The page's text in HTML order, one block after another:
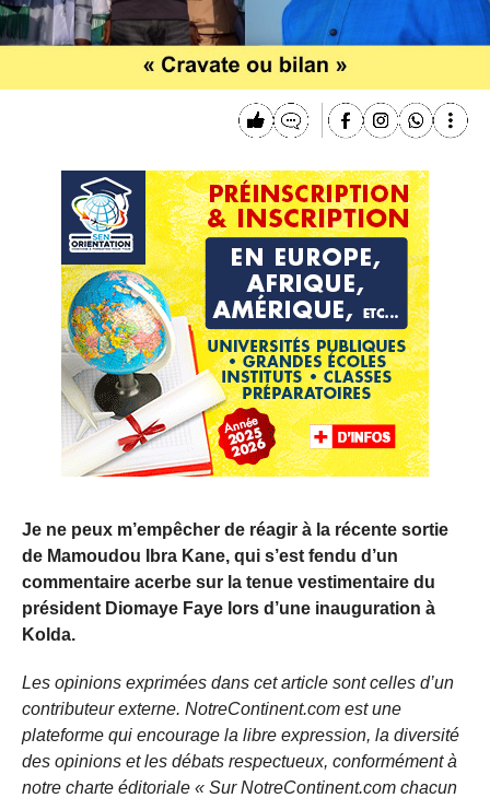
Je ne peux m’empêcher de réagir à la récente sortie
de Mamoudou Ibra Kane, qui s’est fendu d’un
commentaire acerbe sur la tenue vestimentaire du
président Diomaye Faye lors d’une inauguration à
Kolda.
Les opinions exprimées dans cet article sont celles d’un
contributeur externe. NotreContinent.com est une
plateforme qui encourage la libre expression, la diversité
des opinions et les débats respectueux, conformément à
notre charte éditoriale « Sur NotreContinent.com chacun